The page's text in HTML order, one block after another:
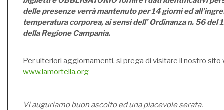
delle presenze verrà mantenuto per 14 giorni ed
temperatura corporea, ai sensi dell’ Ordinanza n. 56
della Regione Campania.
Per ulteriori aggiornamenti, si prega di visitare il nostro sito
www.lamortella.org
Vi auguriamo buon ascolto ed una piacevole serata.